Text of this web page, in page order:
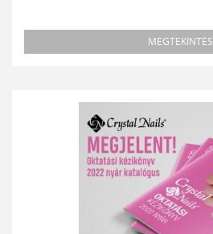
MEGTEKINTÉS